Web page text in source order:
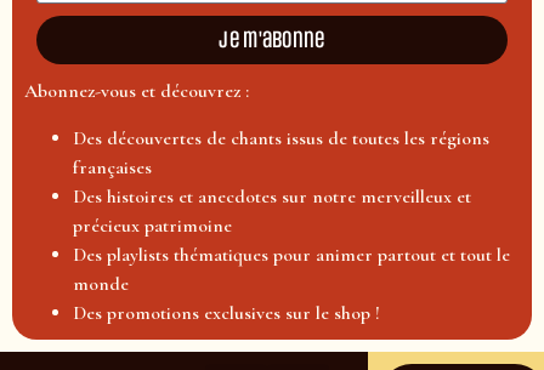
Je m'abonne
Abonnez-vous et découvrez :
Des découvertes de chants issus de toutes les régions
françaises
Des histoires et anecdotes sur notre merveilleux et
précieux patrimoine
Des playlists thématiques pour animer partout et tout le
monde
Des promotions exclusives sur le shop !